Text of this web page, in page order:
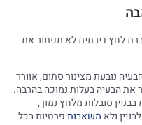
לחץ דירתית לא תפתור את
נובעת מצינור סתום, אוורר
את הבעיה בעלות נמוכה בהרבה.
סובלות מלחץ נמוך,
ולא משאבותפרטיות בכל